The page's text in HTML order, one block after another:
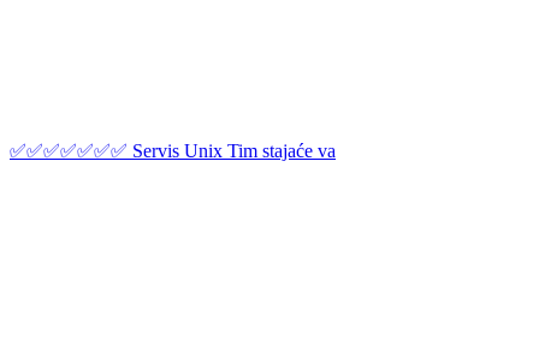
✅✅✅✅✅✅✅ Servis Unix Tim stajaće va